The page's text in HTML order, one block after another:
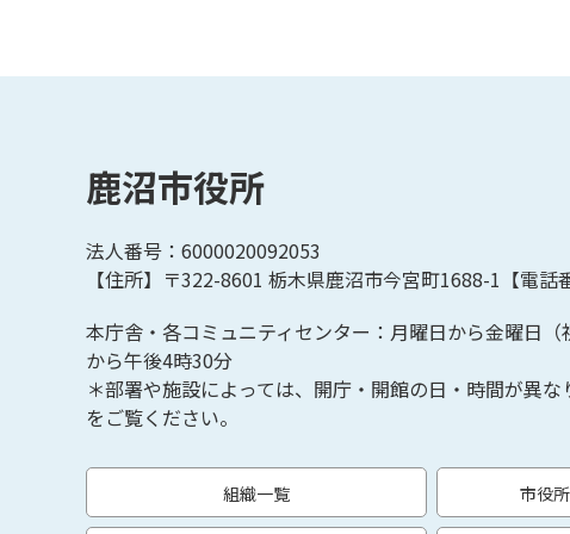
鹿沼市役所
法人番号：6000020092053
【住所】〒322-8601 栃木県鹿沼市今宮町1688-1【電話
本庁舎・各コミュニティセンター：月曜日から金曜日
から午後4時30分
＊部署や施設によっては、開庁・開館の日・時間が異な
をご覧ください。
組織一覧 市役